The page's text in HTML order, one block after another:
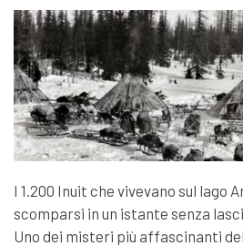
I 1.200 Inuit che vivevano sul lago
scomparsi in un istante senza
Uno dei misteri più affascinanti